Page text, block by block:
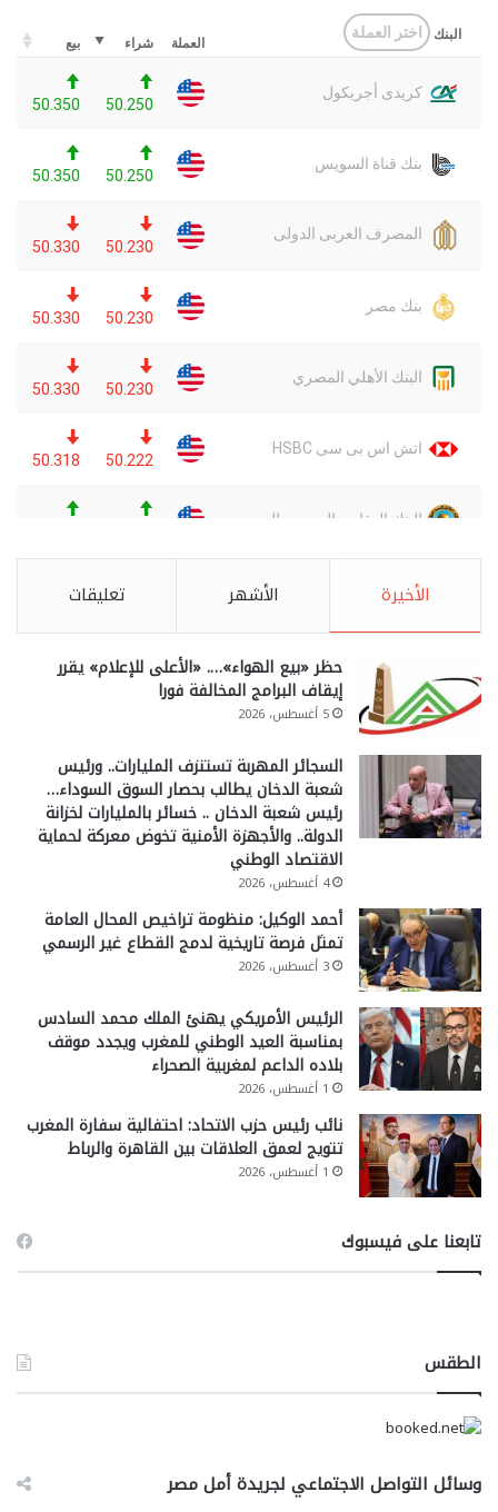
الأخيرة الأشهر تعليقات
حظر «بيع الهواء»…. «الأعلى للإعلام» يقرر
إيقاف البرامج المخالفة فورا
5 أغسطس، 2026
السجائر المهربة تستنزف المليارات.. ورئيس
شعبة الدخان يطالب بحصار السوق السوداء…
رئيس شعبة الدخان .. خسائر بالمليارات لخزانة
الدولة.. والأجهزة الأمنية تخوض معركة لحماية
الاقتصاد الوطني
4 أغسطس، 2026
أحمد الوكيل: منظومة تراخيص المحال العامة
تمثل فرصة تاريخية لدمج القطاع غير الرسمي
3 أغسطس، 2026
الرئيس الأمريكي يهنئ الملك محمد السادس
بمناسبة العيد الوطني للمغرب ويجدد موقف
بلاده الداعم لمغربية الصحراء
1 أغسطس، 2026
نائب رئيس حزب الاتحاد: احتفالية سفارة المغرب
تتويج لعمق العلاقات بين القاهرة والرباط
1 أغسطس، 2026
تابعنا على فيسبوك
الطقس
وسائل التواصل الاجتماعي لجريدة أمل مصر